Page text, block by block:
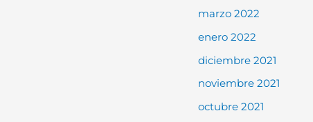
marzo 2022
enero 2022
diciembre 2021
noviembre 2021
octubre 2021